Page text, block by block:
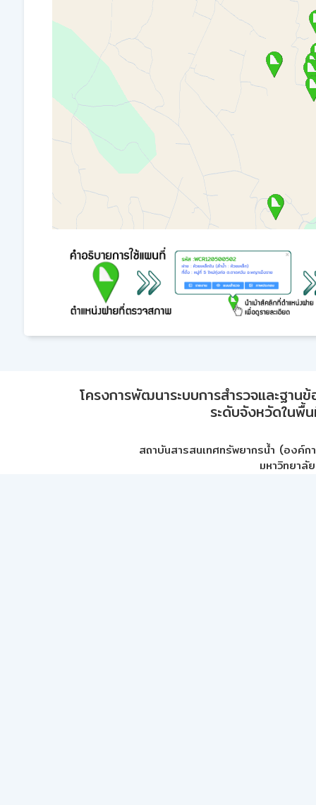
โครงการพัฒนาระบบการสำรวจและฐา
ระดับจังหวัดในพื้
สถาบันสารสนเทศทรัพยากรน้ำ (องค์ก
มหาวิทยาลั